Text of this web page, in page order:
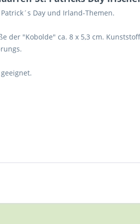
Day und Irland-Themen.
der "Kobolde" ca. 8 x 5,3 cm.